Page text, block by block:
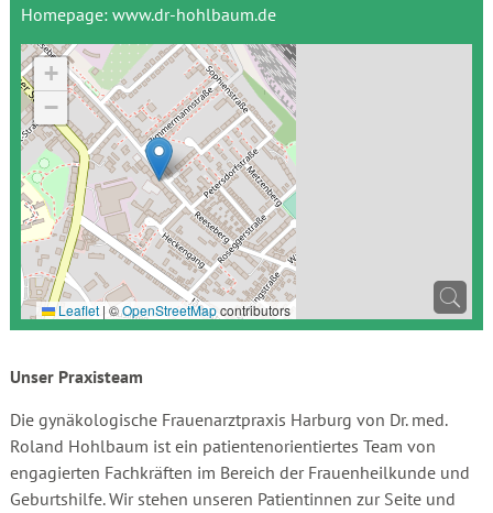
Homepage: www.dr-hohlbaum.de
+
−
Leaflet | ©OpenStreetMapcontributors
Unser Praxisteam
Die gynäkologische Frauenarztpraxis Harburg von Dr. med.
Roland Hohlbaum ist ein patientenorientiertes Team von
engagierten Fachkräften im Bereich der Frauenheilkunde und
Geburtshilfe. Wir stehen unseren Patientinnen zur Seite und